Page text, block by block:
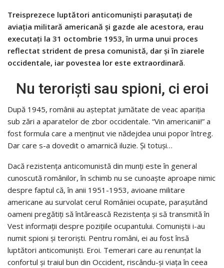
Treisprezece luptători anticomuniști parașutați de
aviația militară americană și gazde ale acestora, erau
executați la 31 octombrie 1953, în urma unui proces
reflectat strident de presa comunistă, dar și în ziarele
occidentale, iar povestea lor este extraordinară.
Nu teroriști sau spioni, ci eroi
După 1945, românii au aşteptat jumătate de veac apariţia
sub zări a aparatelor de zbor occidentale. “Vin americanii!” a
fost formula care a menținut vie nădejdea unui popor întreg.
Dar care s-a dovedit o amarnică iluzie. Și totuși…
Dacă rezistenţa anticomunistă din munți este în general
cunoscută românilor, în schimb nu se cunoaşte aproape nimic
despre faptul că, în anii 1951-1953, avioane militare
americane au survolat cerul României ocupate, parașutând
oameni pregătiți să întărească Rezistența și să transmită în
Vest informații despre pozițiile ocupantului. Comuniștii i-au
numit spioni și teroriști. Pentru români, ei au fost însă
luptători anticomuniști. Eroi. Temerari care au renunţat la
confortul și traiul bun din Occident, riscându-și viaţa în ceea